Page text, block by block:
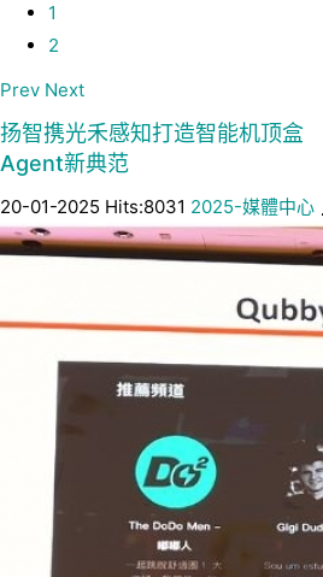
1
2
Prev Next
扬智携光禾感知打造智能机顶盒
Agent新典范
20-01-2025 Hits:8031 2025-媒體中心